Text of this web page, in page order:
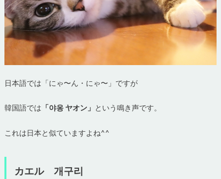
日本語では「にゃ〜ん・にゃ〜」ですが
韓国語では 「야옹 ヤオン」 という鳴き声です。
これは日本と似ていますよね^^
カエル 개구리